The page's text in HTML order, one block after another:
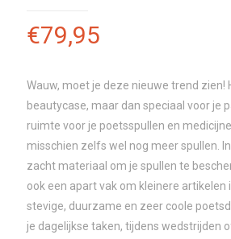
€79,95
Wauw, moet je deze nieuwe trend zien!
beautycase, maar dan speciaal voor je
ruimte voor je poetsspullen en
misschien zelfs wel nog meer spullen.
zacht materiaal om je spullen te
ook een apart vak om kleinere artikelen
stevige, duurzame en zeer coole
je dagelijkse taken, tijdens wedstrijden